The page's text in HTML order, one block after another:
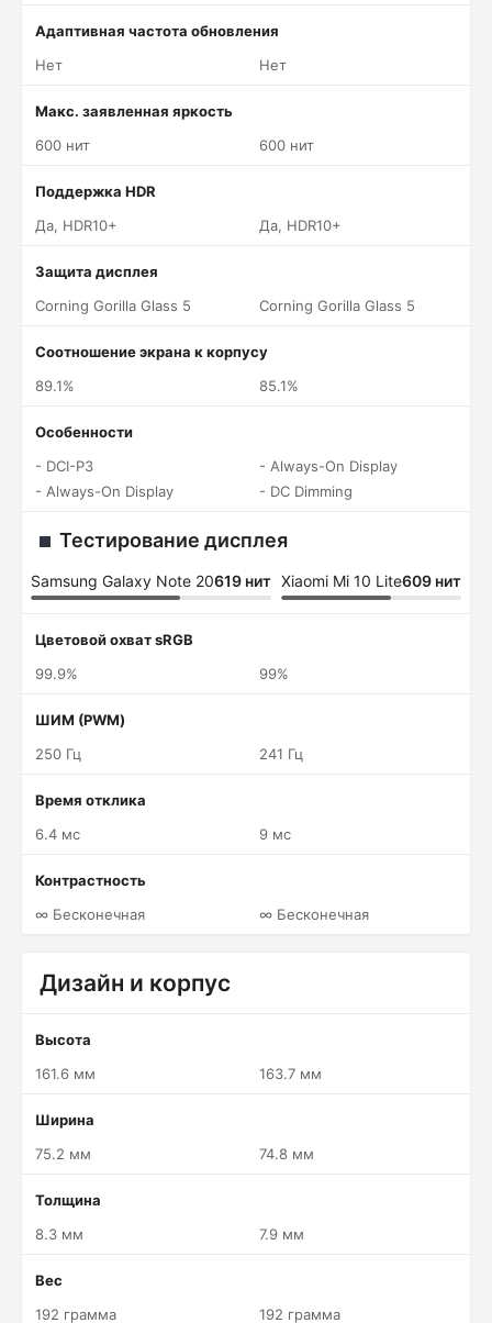
Адаптивная частота обновления
Нет
Нет
Макс. заявленная яркость
600 нит
600 нит
Поддержка HDR
Да, HDR10+
Да, HDR10+
Защита дисплея
Corning Gorilla Glass 5
Corning Gorilla Glass 5
Соотношение экрана к корпусу
89.1%
85.1%
Особенности
- DCI-P3
- Always-On Display
- Always-On Display
- DC Dimming
Тестирование дисплея
Samsung Galaxy Note 20619 нит Xiaomi Mi 10 Lite609 нит
Цветовой охват sRGB
99.9%
99%
ШИМ (PWM)
250 Гц
241 Гц
Время отклика
6.4 мс
9 мс
Контрастность
∞ Бесконечная
∞ Бесконечная
Дизайн и корпус
Высота
161.6 мм
163.7 мм
Ширина
75.2 мм
74.8 мм
Толщина
8.3 мм
7.9 мм
Вес
192 грамма
192 грамма